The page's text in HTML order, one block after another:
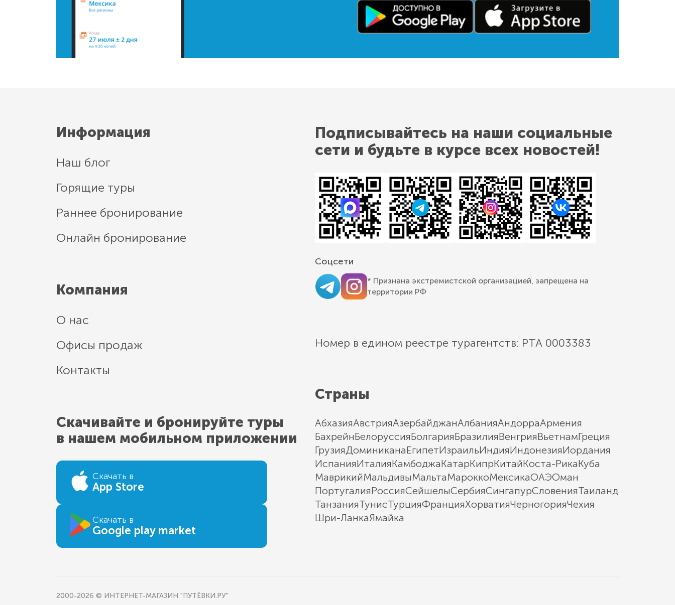
Информация
Наш блог
Горящие туры
Раннее бронирование
Онлайн бронирование
Компания
О нас
Офисы продаж
Контакты
Скачивайте и бронируйте туры
в нашем мобильном приложении
Скачать в
App Store
Скачать в
Google play market
Подписывайтесь на наши социальные
сети и будьте в курсе всех новостей!
Соцсети
* Признана экстремистской организацией, запрещена на
территории РФ
Номер в едином реестре турагентств: РТА 0003383
Страны
АбхазияАвстрияАзербайджанАлбанияАндорраАрмения
БахрейнБелоруссияБолгарияБразилияВенгрияВьетнамГреция
ГрузияДоминиканаЕгипетИзраильИндияИндонезияИордания
ИспанияИталияКамбоджаКатарКипрКитайКоста-РикаКуба
МаврикийМальдивыМальтаМароккоМексикаОАЭОман
ПортугалияРоссияСейшелыСербияСингапурСловенияТаиланд
ТанзанияТунисТурцияФранцияХорватияЧерногорияЧехия
Шри-ЛанкаЯмайка
2000-2026 © ИНТЕРНЕТ-МАГАЗИН "ПУТЁВКИ.РУ"